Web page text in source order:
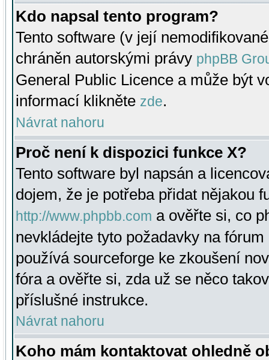
Kdo napsal tento program?
Tento software (v její
chráněn autorskými právy phpBB
General Public Licence a může být
informací klikněte zde.
Návrat nahoru
Proč není k dispozici funkce X?
Tento software byl napsán a
dojem, že je potřeba přidat nějakou
http://www.phpbb.com a ověřte si, co
nevkládejte tyto požadavky na
používá sourceforge ke zkoušení
fóra a ověřte si, zda už se něco
příslušné instrukce.
Návrat nahoru
Koho mám kontaktovat ohledně